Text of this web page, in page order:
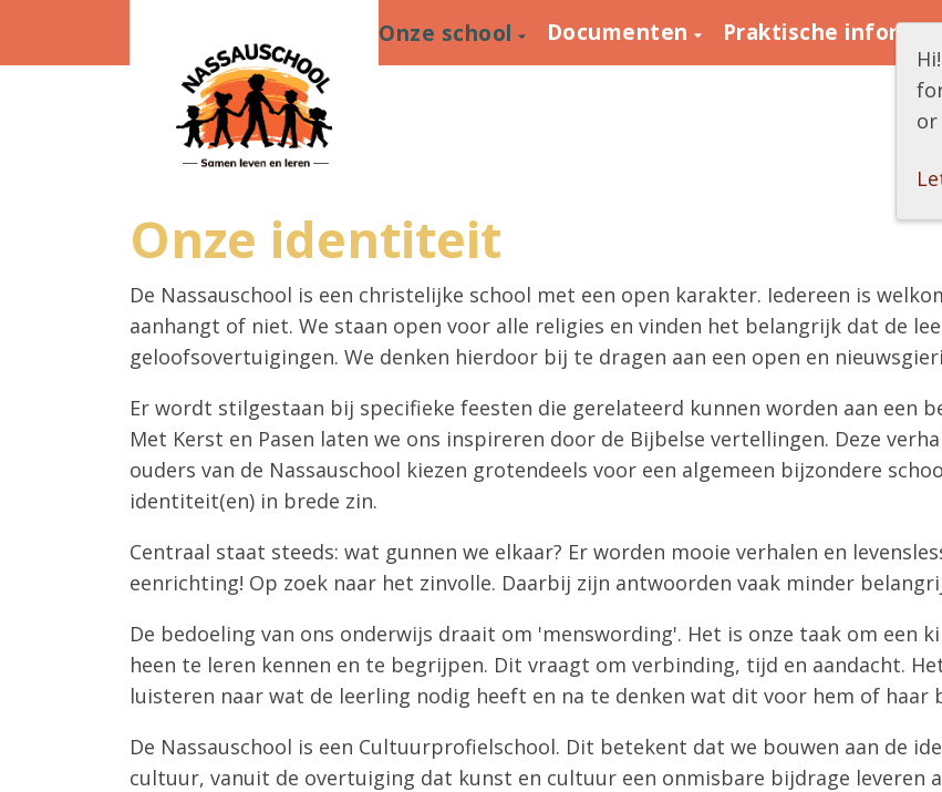
Onze school Documenten Praktische
Onze identiteit
De Nassauschool is een christelijke school met een open karakter. Iedereen is
aanhangt of niet. We staan open voor alle religies en vinden het belangrijk dat de
geloofsovertuigingen. We denken hierdoor bij te dragen aan een open en
Er wordt stilgestaan bij specifieke feesten die gerelateerd kunnen worden aan een
Met Kerst en Pasen laten we ons inspireren door de Bijbelse vertellingen. Deze
ouders van de Nassauschool kiezen grotendeels voor een algemeen bijzondere
identiteit(en) in brede zin.
Centraal staat steeds: wat gunnen we elkaar? Er worden mooie verhalen en
eenrichting! Op zoek naar het zinvolle. Daarbij zijn antwoorden vaak minder
De bedoeling van ons onderwijs draait om 'menswording'. Het is onze taak om een
heen te leren kennen en te begrijpen. Dit vraagt om verbinding, tijd en aandacht.
luisteren naar wat de leerling nodig heeft en na te denken wat dit voor hem of haar
De Nassauschool is een Cultuurprofielschool. Dit betekent dat we bouwen aan de
cultuur, vanuit de overtuiging dat kunst en cultuur een onmisbare bijdrage leveren
or